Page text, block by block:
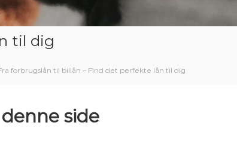
til dig
forbrugslån til billån – Find det perfekte lån til dig
side